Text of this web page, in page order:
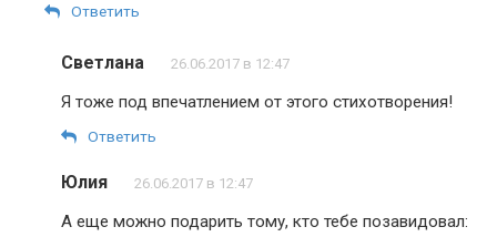
Ответить
Светлана 26.06.2017 в 12:47
Я тоже под впечатлением от этого стихотворения!
Ответить
Юлия 26.06.2017 в 12:47
А еще можно подарить тому, кто тебе позавидовал: